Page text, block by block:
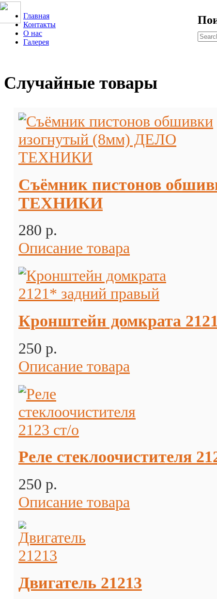
Главная
Контакты
О нас
Галерея
Случайные товары
Съёмник пистонов
ТЕХНИКИ
280 p.
Описание товара
Кронштейн домкрата
250 p.
Описание товара
Реле стеклоочистителя
250 p.
Описание товара
Двигатель 21213